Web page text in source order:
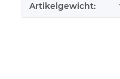
Artikelgewicht: